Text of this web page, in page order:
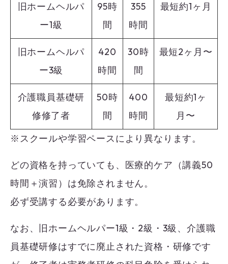
旧ホームヘルパ
ー1級
95時
間
355
時間
最短約1ヶ月
旧ホームヘルパ
ー3級
420
時間
30時
間
最短2ヶ月〜
介護職員基礎研
修修了者
50時
間
400
時間
最短約1ヶ
月〜
※スクールや学習ペースにより異なります。
どの資格を持っていても、医療的ケア（講義50
時間＋演習）は免除されません。
必ず受講する必要があります。
なお、旧ホームヘルパー1級・2級・3級、介護職
員基礎研修はすでに廃止された資格・研修です